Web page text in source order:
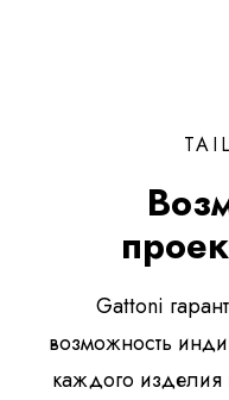
Gattoni
возможность
каждого изделия